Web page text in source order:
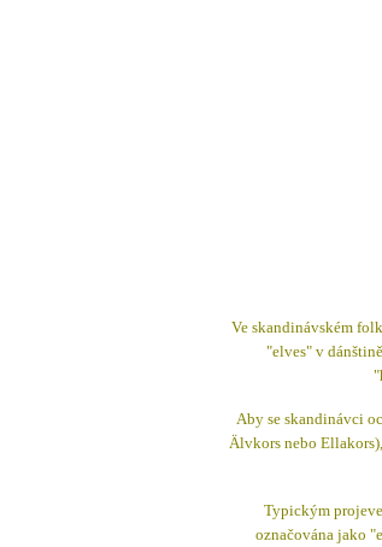
Ve skandinávském
"elves" v
Aby se skandinávci
Älvkors nebo
Typickým
označována jako